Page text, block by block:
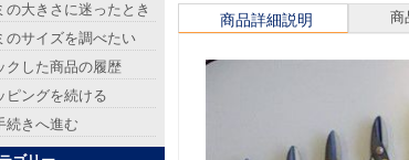
商品詳細説明 商
の大きさに迷ったとき
のサイズを調べたい
クした商品の履歴
ピングを続ける
続きへ進む